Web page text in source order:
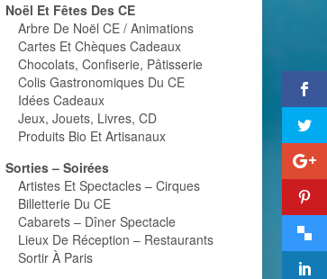
Noël Et Fêtes Des CE
Arbre De Noël CE / Animations
Cartes Et Chèques Cadeaux
Chocolats, Confiserie, Pâtisserie
Colis Gastronomiques Du CE
Idées Cadeaux
Jeux, Jouets, Livres, CD
Produits Bio Et Artisanaux
Sorties – Soirées
Artistes Et Spectacles – Cirques
Billetterie Du CE
Cabarets – Dîner Spectacle
Lieux De Réception – Restaurants
Sortir À Paris